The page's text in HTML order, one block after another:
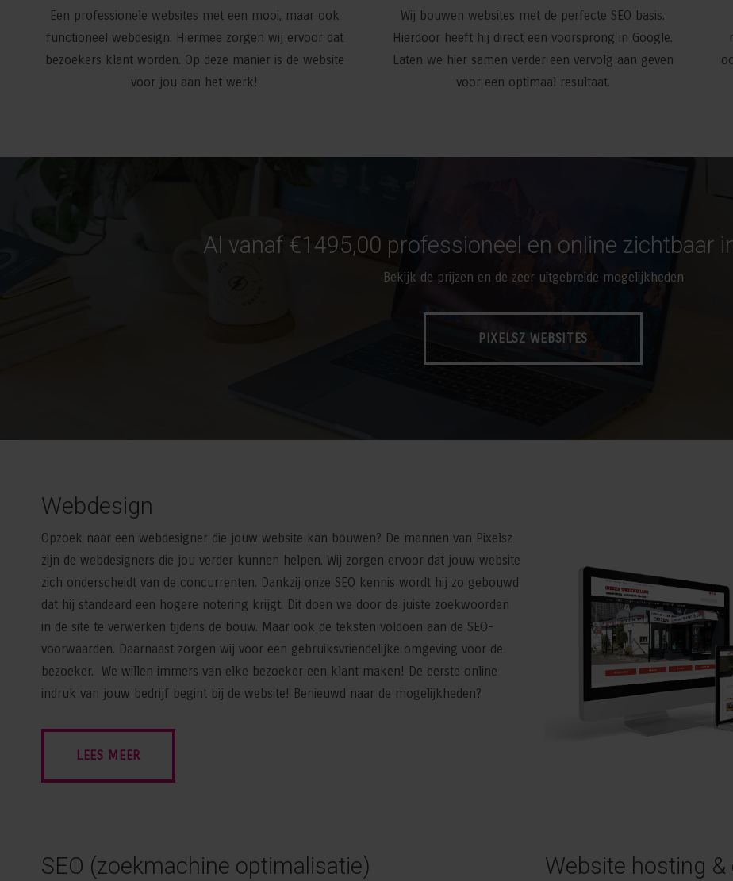
Een professionele websites met een mooi, maar ook
functioneel webdesign. Hiermee zorgen wij ervoor dat
bezoekers klant worden. Op deze manier is de website
voor jou aan het werk!
Wij bouwen websites met de perfecte SEO basis.
Hierdoor heeft hij direct een voorsprong in Google.
Laten we hier samen verder een vervolg aan geven
voor een optimaal resultaat.
Al vanaf €1495,00 professioneel en online zichtbaar
Bekijk de prijzen en de zeer uitgebreide mogelijkheden
PIXELSZ WEBSITES
Webdesign
Opzoek naar een webdesigner die jouw website kan bouwen? De mannen van Pixelsz
zijn de webdesigners die jou verder kunnen helpen. Wij zorgen ervoor dat jouw website
zich onderscheidt van de concurrenten. Dankzij onze SEO kennis wordt hij zo gebouwd
dat hij standaard een hogere notering krijgt. Dit doen we door de juiste zoekwoorden
in de site te verwerken tijdens de bouw. Maar ook de teksten voldoen aan de SEO-
voorwaarden. Daarnaast zorgen wij voor een gebruiksvriendelijke omgeving voor de
bezoeker. We willen immers van elke bezoeker een klant maken! De eerste online
indruk van jouw bedrijf begint bij de website! Benieuwd naar de mogelijkheden?
LEES MEER
SEO (zoekmachine optimalisatie) Website hosting &